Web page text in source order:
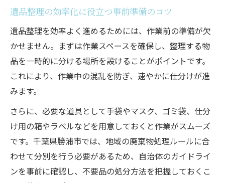
遺品整理の効率化に役立つ事前準備のコツ
遺品整理を効率よく進めるためには、作業前の準備が欠
かせません。まずは作業スペースを確保し、整理する物
品を一時的に分ける場所を設けることがポイントです。
これにより、作業中の混乱を防ぎ、速やかに仕分けが進
みます。
さらに、必要な道具として手袋やマスク、ゴミ袋、仕分
け用の箱やラベルなどを用意しておくと作業がスムーズ
です。千葉県勝浦市では、地域の廃棄物処理ルールに合
わせて分別を行う必要があるため、自治体のガイドライ
ンを事前に確認し、不要品の処分方法を把握しておくこ